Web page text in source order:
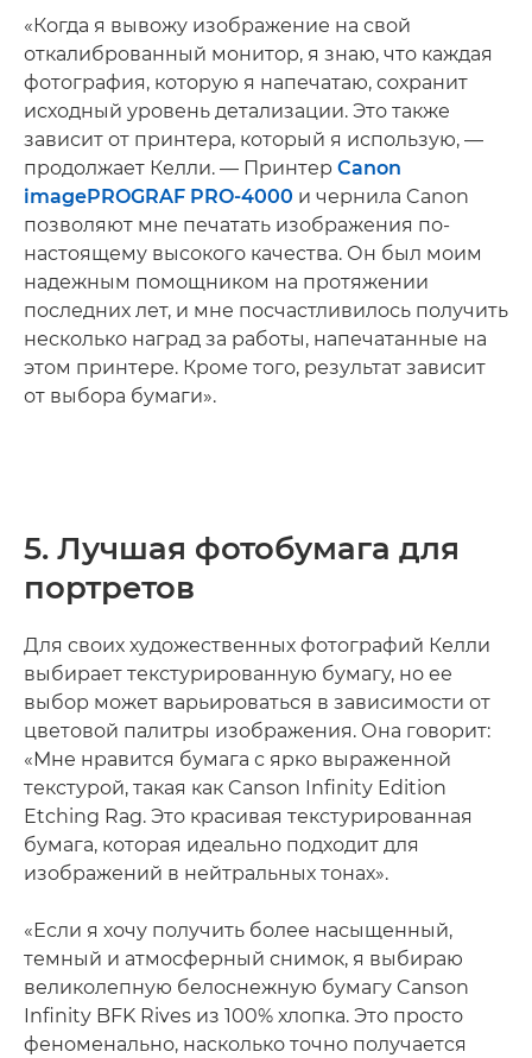
«Когда я вывожу изображение на свой
откалиброванный монитор, я знаю, что каждая
фотография, которую я напечатаю, сохранит
исходный уровень детализации. Это также
зависит от принтера, который я использую, —
продолжает Келли. — Принтер Canon
imagePROGRAF PRO-4000 и чернила Canon
позволяют мне печатать изображения по-
настоящему высокого качества. Он был моим
надежным помощником на протяжении
последних лет, и мне посчастливилось получить
несколько наград за работы, напечатанные на
этом принтере. Кроме того, результат зависит
от выбора бумаги».
5. Лучшая фотобумага для
портретов
Для своих художественных фотографий Келли
выбирает текстурированную бумагу, но ее
выбор может варьироваться в зависимости от
цветовой палитры изображения. Она говорит:
«Мне нравится бумага с ярко выраженной
текстурой, такая как Canson Infinity Edition
Etching Rag. Это красивая текстурированная
бумага, которая идеально подходит для
изображений в нейтральных тонах».
«Если я хочу получить более насыщенный,
темный и атмосферный снимок, я выбираю
великолепную белоснежную бумагу Canson
Infinity BFK Rives из 100% хлопка. Это просто
феноменально, насколько точно получается